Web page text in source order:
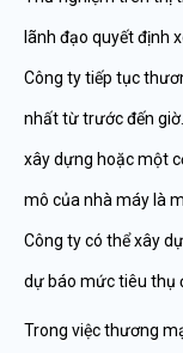
lãnh đạo quyết định
Công ty tiếp tục
nhất từ trước đến
xây dựng hoặc một
mô của nhà máy là
Công ty có thể xây
dự báo mức tiêu thụ
Trong việc thương